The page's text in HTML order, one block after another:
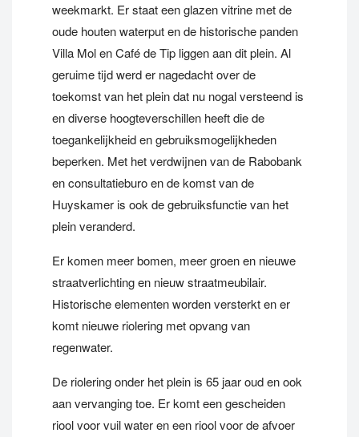
weekmarkt. Er staat een glazen vitrine met de
oude houten waterput en de historische panden
Villa Mol en Café de Tip liggen aan dit plein. Al
geruime tijd werd er nagedacht over de
toekomst van het plein dat nu nogal versteend is
en diverse hoogteverschillen heeft die de
toegankelijkheid en gebruiksmogelijkheden
beperken. Met het verdwijnen van de Rabobank
en consultatieburo en de komst van de
Huyskamer is ook de gebruiksfunctie van het
plein veranderd.
Er komen meer bomen, meer groen en nieuwe
straatverlichting en nieuw straatmeubilair.
Historische elementen worden versterkt en er
komt nieuwe riolering met opvang van
regenwater.
De riolering onder het plein is 65 jaar oud en ook
aan vervanging toe. Er komt een gescheiden
riool voor vuil water en een riool voor de afvoer